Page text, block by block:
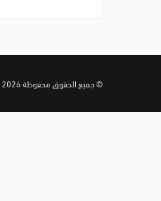
© جميع الحقوق محفوظة 2026